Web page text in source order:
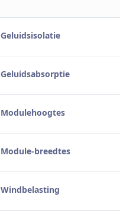
Geluidsisolatie
Geluidsabsorptie
Modulehoogtes
Module-breedtes
Windbelasting